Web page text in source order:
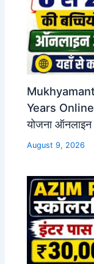
Years Online
योजना
August 9, 2026